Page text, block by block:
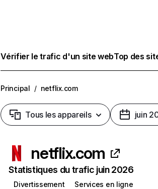
Vérifier le trafic d'un site webTop des
Principal / netflix.com
Tous les appareils juin
netflix.com
Statistiques du trafic juin 2026
Divertissement
Services en ligne